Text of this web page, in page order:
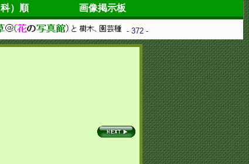
）順 画像掲示板
- 372 -